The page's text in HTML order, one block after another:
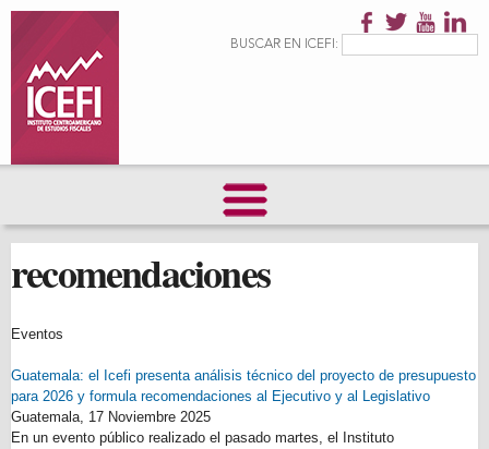
principalFormulario de
BUSCAR EN ICEFI:
recomendaciones
Eventos
Guatemala: el Icefi presenta análisis técnico del proyecto de presupuesto
para 2026 y formula recomendaciones al Ejecutivo y al Legislativo
Guatemala, 17 Noviembre 2025
En un evento público realizado el pasado martes, el Instituto